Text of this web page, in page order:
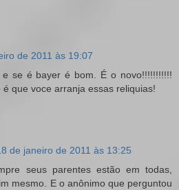
de 2011 às 19:07
se é bayer é bom. É o novo!!!!!!!!!!!
que voce arranja essas reliquias!
de janeiro de 2011 às 13:25
seus parentes estão em todas,
mesmo. E o anônimo que perguntou